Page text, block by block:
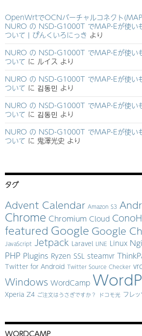
OpenWrtでOCNバーチャルコネクト
NURO の NSD-G1000T でMAP-Eが使い
ついて | ぴんくいろにっき より
NURO の NSD-G1000T でMAP-Eが使い
ついて に ルイス より
NURO の NSD-G1000T でMAP-Eが使い
ついて に 김동민 より
NURO の NSD-G1000T でMAP-Eが使い
ついて に 김동민 より
NURO の NSD-G1000T でMAP-Eが使い
ついて に 鬼澤光史 より
タグ
Advent Calendar Amazon S3
Chrome Chromium Cloud
featured Google Google
JavaScript Jetpack Laravel LINE Linux
PHP Plugins Ryzen SSL steamvr
Twitter for Android Twitter Source Checker
Windows WordCamp
Xperia Z4 ご注文はうさぎですか？ ドコモ光 フレ
WORDCAMP